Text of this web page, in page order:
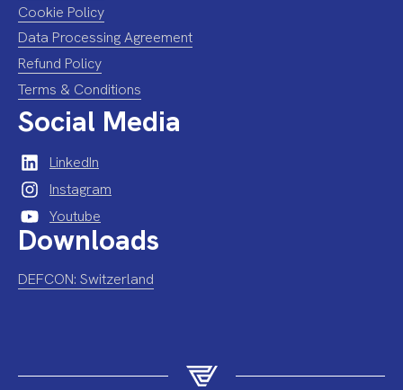
Cookie Policy
Data Processing Agreement
Refund Policy
Terms & Conditions
Social Media
LinkedIn
Instagram
Youtube
Downloads
DEFCON: Switzerland